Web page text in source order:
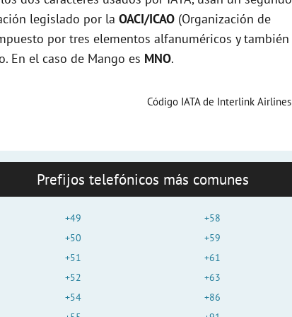
e
legislado por la OACI/ICAO (Organización de
por tres elementos alfanuméricos y también
En el caso de Mango es MNO.
Código IATA de Interlink Airlines
Prefijos telefónicos más comunes
+49
+50
+51
+52
+54
+58
+59
+61
+63
+86